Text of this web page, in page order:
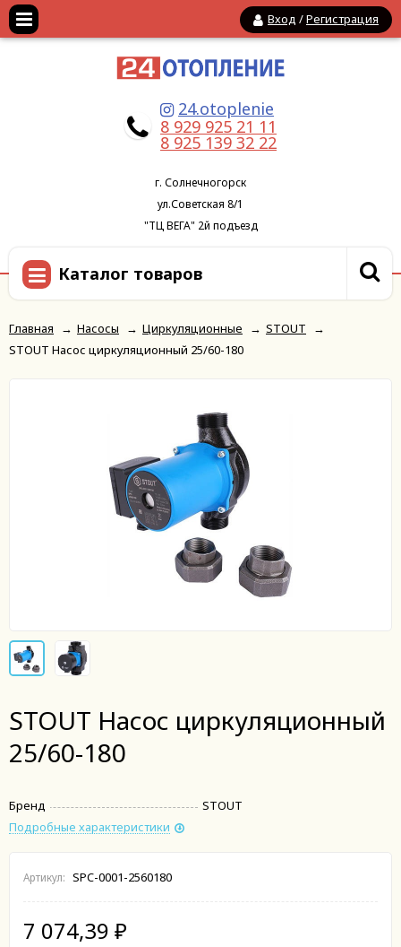
Вход /Регистрация
24.otoplenie
8 929 925 21 11
8 925 139 32 22
г. Солнечногорск
ул.Советская 8/1
"ТЦ ВЕГА" 2й подъезд
Каталог товаров
Главная → Насосы → Циркуляционные → STOUT
→
STOUT Насос циркуляционный 25/60-180
STOUT Насос циркуляционный
25/60-180
Бренд
STOUT
Подробные характеристики
Артикул: SPC-0001-2560180
7 074,39 ₽